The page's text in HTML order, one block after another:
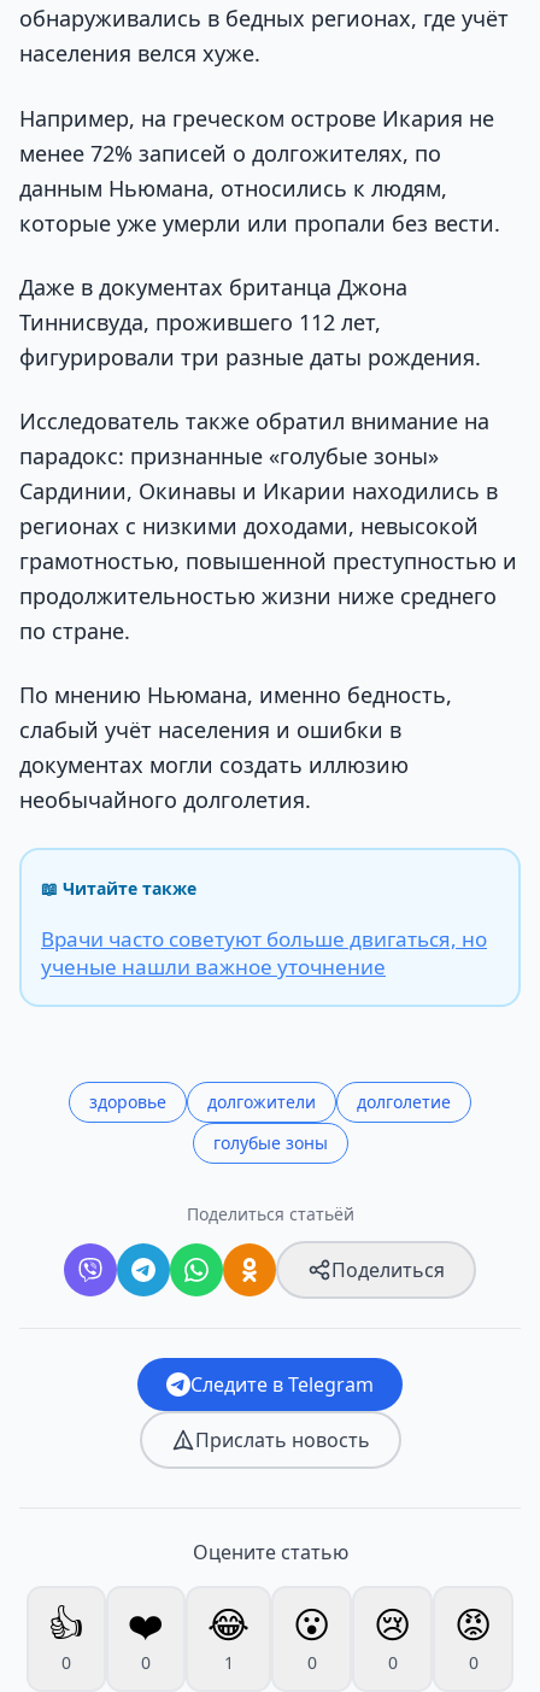
обнаруживались в бедных регионах, где учёт
населения велся хуже.
Например, на греческом острове Икария не
менее 72% записей о долгожителях, по
данным Ньюмана, относились к людям,
которые уже умерли или пропали без вести.
Даже в документах британца Джона
Тиннисвуда, прожившего 112 лет,
фигурировали три разные даты рождения.
Исследователь также обратил внимание на
парадокс: признанные «голубые зоны»
Сардинии, Окинавы и Икарии находились в
регионах с низкими доходами, невысокой
грамотностью, повышенной преступностью и
продолжительностью жизни ниже среднего
по стране.
По мнению Ньюмана, именно бедность,
слабый учёт населения и ошибки в
документах могли создать иллюзию
необычайного долголетия.
📖 Читайте также
Врачи часто советуют больше двигаться, но
ученые нашли важное уточнение
здоровье долгожители
долголетие
голубые зоны
Поделиться статьёй
Поделиться
Следите в Telegram
Прислать новость
Оцените статью
👍
0
❤️
0
😂
1
😮
0
😢
0
😡
0